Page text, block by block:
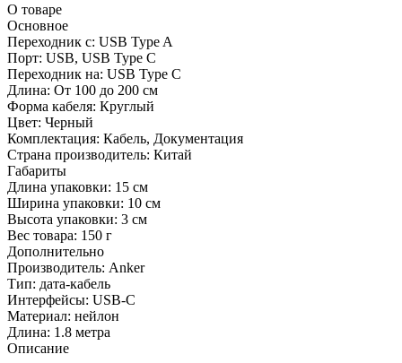
О товаре
Основное
Переходник с: USB Type A
Порт: USB, USB Type C
Переходник на: USB Type C
Длина: От 100 до 200 см
Форма кабеля: Круглый
Цвет: Черный
Комплектация: Кабель, Документация
Страна производитель: Китай
Габариты
Длина упаковки: 15 см
Ширина упаковки: 10 см
Высота упаковки: 3 см
Вес товара: 150 г
Дополнительно
Производитель: Anker
Тип: дата-кабель
Интерфейсы: USB-C
Материал: нейлон
Длина: 1.8 метра
Описание